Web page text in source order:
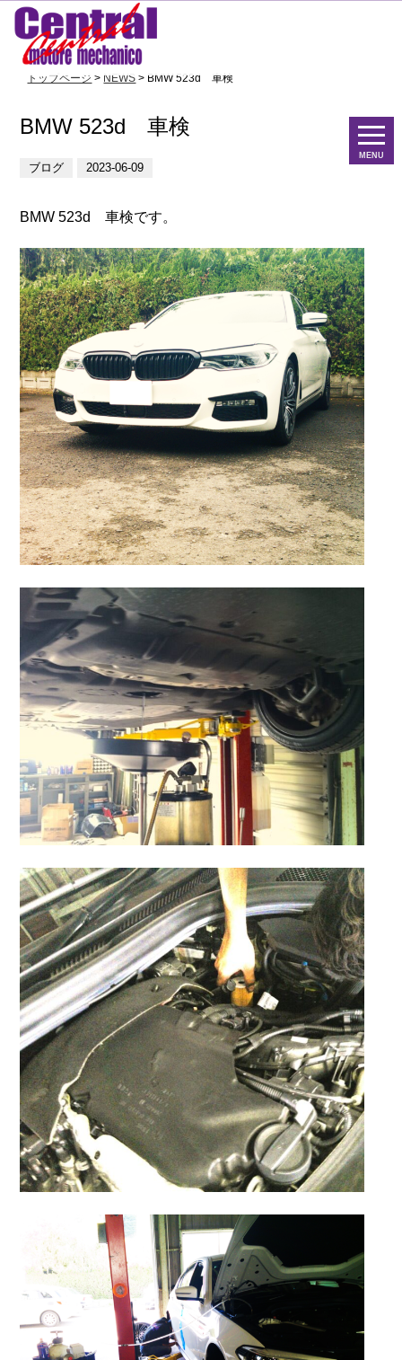
MENU
トップページ > NEWS > BMW 523d 車検
BMW 523d 車検
ブログ 2023-06-09
BMW 523d 車検です。